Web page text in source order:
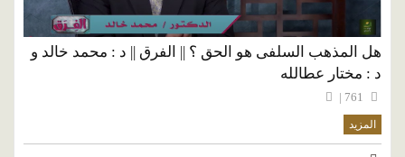
هل المذهب السلفى هو الحق ؟ || الفرق || د : محمد خالد و
د : مختار عطالله
المزيد